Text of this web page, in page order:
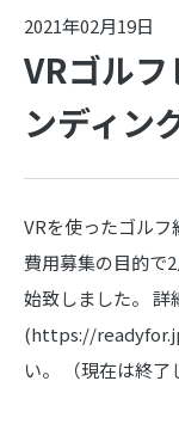
2021年02月19日
VRゴル
ンディン
VRを使ったゴル
費用募集の目的で
始致しました。 詳
(https://
い。 （現在は終了